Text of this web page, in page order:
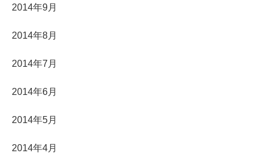
2014年9月
2014年8月
2014年7月
2014年6月
2014年5月
2014年4月